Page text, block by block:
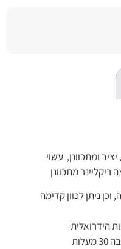
ומתכוונן, עשוי
ניתן לכוון קדימה
הידרואלית